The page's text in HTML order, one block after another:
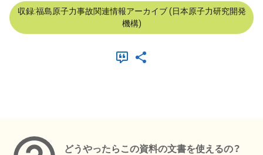
収録:福島原子力事故関連情報アーカイブ (日本原子力研究開発
機構)
どうやったらこの資料の文書を使えるの？